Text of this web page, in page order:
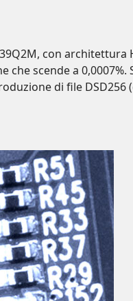
con
che scende a
di file